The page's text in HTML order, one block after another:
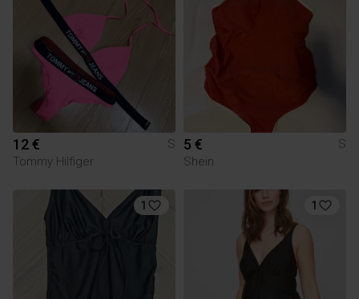
12 €
S
Tommy Hilfiger
5 €
S
Shein
1 1